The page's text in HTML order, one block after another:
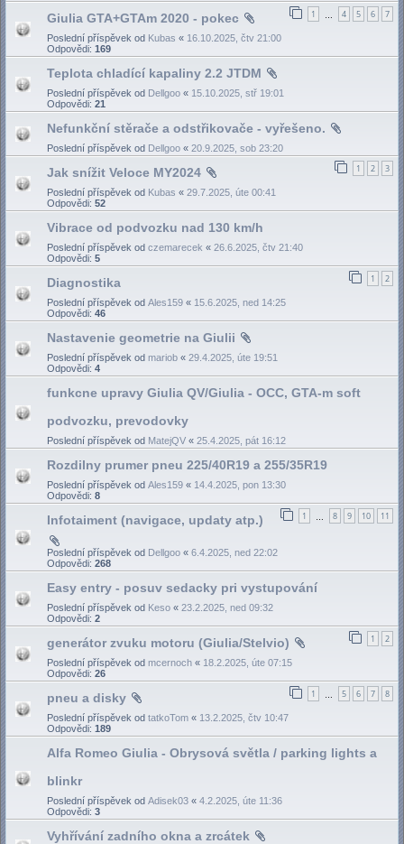
1 4 5 6 7
Giulia GTA+GTAm 2020 - pokec
Poslední příspěvek od Kubas « 16.10.2025, čtv 21:00
Odpovědi: 169
Teplota chladící kapaliny 2.2 JTDM
Poslední příspěvek od Dellgoo « 15.10.2025, stř 19:01
Odpovědi: 21
Nefunkční stěrače a odstřikovače - vyřešeno.
Poslední příspěvek od Dellgoo « 20.9.2025, sob 23:20
1 2 3
Jak snížit Veloce MY2024
Poslední příspěvek od Kubas « 29.7.2025, úte 00:41
Odpovědi: 52
Vibrace od podvozku nad 130 km/h
Poslední příspěvek od czemarecek « 26.6.2025, čtv 21:40
Odpovědi: 5
1 2
Diagnostika
Poslední příspěvek od Ales159 « 15.6.2025, ned 14:25
Odpovědi: 46
Nastavenie geometrie na Giulii
Poslední příspěvek od mariob « 29.4.2025, úte 19:51
Odpovědi: 4
funkcne upravy Giulia QV/Giulia - OCC, GTA-m soft
podvozku, prevodovky
Poslední příspěvek od MatejQV « 25.4.2025, pát 16:12
Rozdilny prumer pneu 225/40R19 a 255/35R19
Poslední příspěvek od Ales159 « 14.4.2025, pon 13:30
Odpovědi: 8
1 8 9 10 11
Infotaiment (navigace, updaty atp.)
Poslední příspěvek od Dellgoo « 6.4.2025, ned 22:02
Odpovědi: 268
Easy entry - posuv sedacky pri vystupování
Poslední příspěvek od Keso « 23.2.2025, ned 09:32
Odpovědi: 2
1 2
generátor zvuku motoru (Giulia/Stelvio)
Poslední příspěvek od mcernoch « 18.2.2025, úte 07:15
Odpovědi: 26
1 5 6 7 8
pneu a disky
Poslední příspěvek od tatkoTom « 13.2.2025, čtv 10:47
Odpovědi: 189
Alfa Romeo Giulia - Obrysová světla / parking lights a
blinkr
Poslední příspěvek od Adisek03 « 4.2.2025, úte 11:36
Odpovědi: 3
Vyhřívání zadního okna a zrcátek